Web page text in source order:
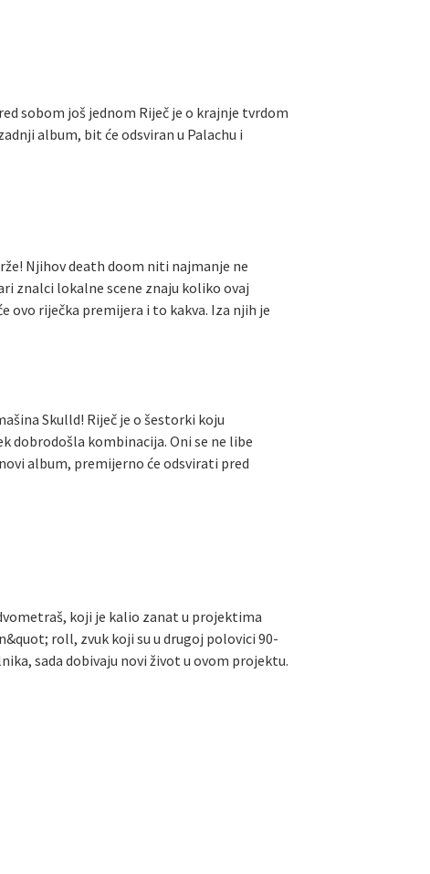
sobom još jednom Riječ je o krajnje tvrdom
album, bit će odsviran u Palachu i
Njihov death doom niti najmanje ne
znalci lokalne scene znaju koliko ovaj
riječka premijera i to kakva. Iza njih je
Skulld! Riječ je o šestorki koju
dobrodošla kombinacija. Oni se ne libe
album, premijerno će odsvirati pred
koji je kalio zanat u projektima
roll, zvuk koji su u drugoj polovici 90-
sada dobivaju novi život u ovom projektu.